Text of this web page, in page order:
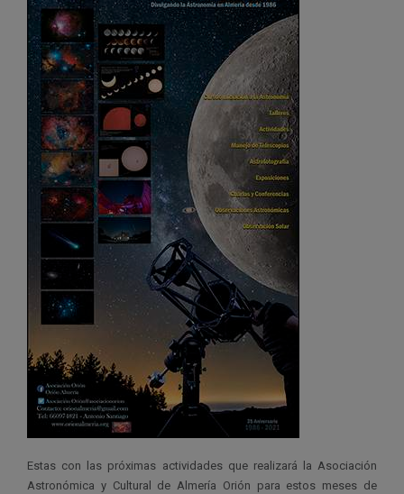
Estas con las próximas actividades que realizará la Asociación
Astronómica y Cultural de Almería Orión para estos meses de